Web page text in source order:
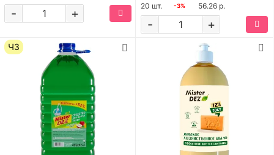
+
-
20 шт.
-3% 56.26 р.
+
-
ЧЗ